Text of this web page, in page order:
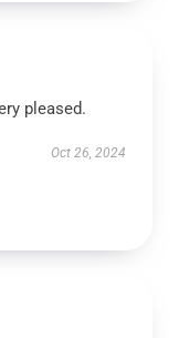
pleased.
Oct 26, 2024